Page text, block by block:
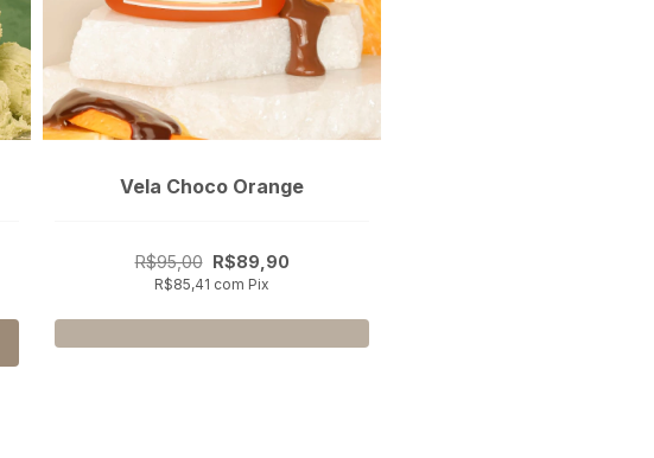
Vela Choco Orange
R$95,00 R$89,90
R$85,41 com Pix